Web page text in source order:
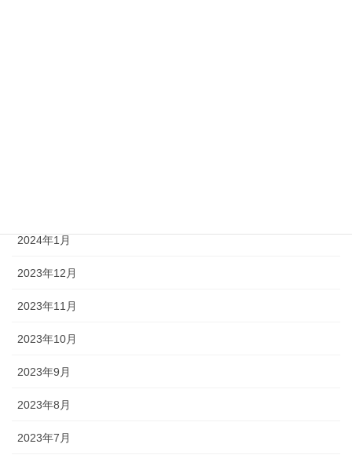
2024年1月
2023年12月
2023年11月
2023年10月
2023年9月
2023年8月
2023年7月